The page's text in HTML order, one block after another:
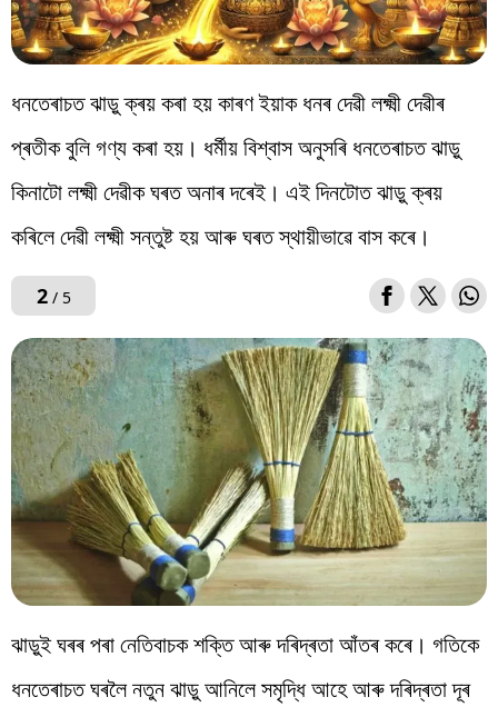
ধনতেৰাচত ঝাড়ু ক্ৰয় কৰা হয় কাৰণ ইয়াক ধনৰ দেৱী লক্ষ্মী দেৱীৰ
প্ৰতীক বুলি গণ্য কৰা হয়। ধৰ্মীয় বিশ্বাস অনুসৰি ধনতেৰাচত ঝাড়ু
কিনাটো লক্ষ্মী দেৱীক ঘৰত অনাৰ দৰেই। এই দিনটোত ঝাড়ু ক্ৰয়
কৰিলে দেৱী লক্ষ্মী সন্তুষ্ট হয় আৰু ঘৰত স্থায়ীভাৱে বাস কৰে।
2/ 5
ঝাড়ুই ঘৰৰ পৰা নেতিবাচক শক্তি আৰু দৰিদ্ৰতা আঁতৰ কৰে। গতিকে
ধনতেৰাচত ঘৰলৈ নতুন ঝাড়ু আনিলে সমৃদ্ধি আহে আৰু দৰিদ্ৰতা দূৰ